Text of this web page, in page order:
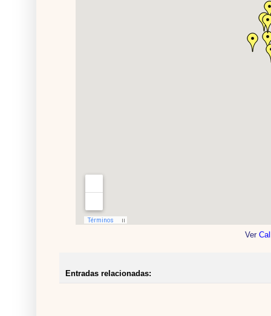
Ver
Entradas relacionadas: